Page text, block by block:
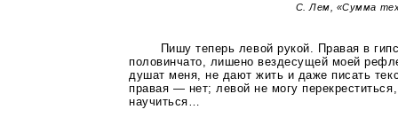
С. Лем, «Сумма
Пишу теперь левой рукой. Правая в
половинчато, лишено вездесущей моей
душат меня, не дают жить и даже писать
правая — нет; левой не могу
научиться…